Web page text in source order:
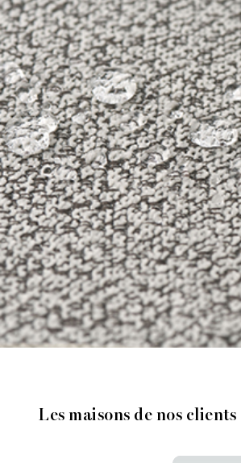
Les maisons de nos clients
Carousel with product photos.